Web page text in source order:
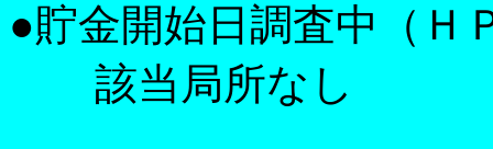
●貯金開始日調査中（Ｈ
該当局所なし